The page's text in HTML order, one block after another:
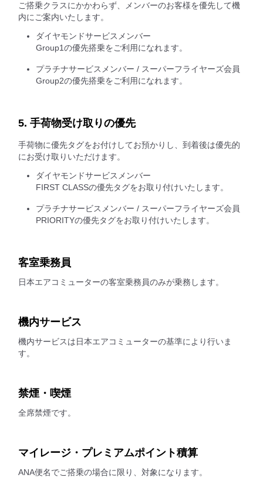
ご搭乗クラスにかかわらず、メンバーのお客様を優先して機
内にご案内いたします。
ダイヤモンドサービスメンバー
Group1の優先搭乗をご利用になれます。
プラチナサービスメンバー / スーパーフライヤーズ会員
Group2の優先搭乗をご利用になれます。
5. 手荷物受け取りの優先
手荷物に優先タグをお付けしてお預かりし、到着後は優先的
にお受け取りいただけます。
ダイヤモンドサービスメンバー
FIRST CLASSの優先タグをお取り付けいたします。
プラチナサービスメンバー / スーパーフライヤーズ会員
PRIORITYの優先タグをお取り付けいたします。
客室乗務員
日本エアコミューターの客室乗務員のみが乗務します。
機内サービス
機内サービスは日本エアコミューターの基準により行いま
す。
禁煙・喫煙
全席禁煙です。
マイレージ・プレミアムポイント積算
ANA便名でご搭乗の場合に限り、対象になります。